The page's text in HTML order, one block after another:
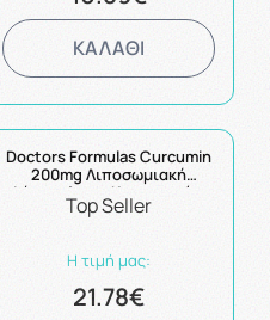
ΚΑΛΑΘΙ
Doctors Formulas Curcumin
200mg Λιποσωμιακή
Φόρμουλα με Κουρκουμίνη
225ml
Top Seller
Η τιμή μας:
21.78€